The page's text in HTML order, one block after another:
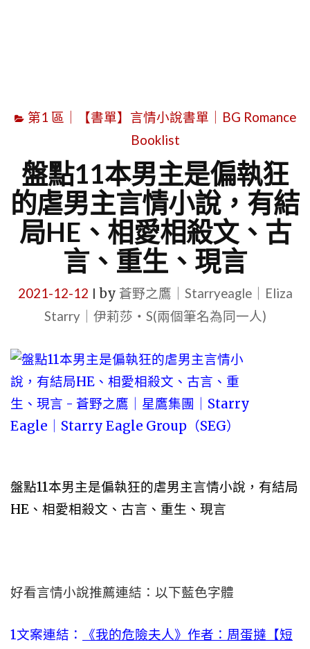
第1 區｜【書單】言情小說書單｜BG Romance
Booklist
盤點11本男主是偏執狂
的虐男主言情小說，有結
局HE、相愛相殺文、古
言、重生、現言
2021-12-12 by 蒼野之鷹｜Starryeagle｜Eliza
Starry｜伊莉莎・S(兩個筆名為同一人)
盤點11本男主是偏執狂的虐男主言情小說，有結局
HE、相愛相殺文、古言、重生、現言
好看言情小說推薦連結：以下藍色字體
1文案連結：
《我的危險夫人》作者：周蛋撻【短